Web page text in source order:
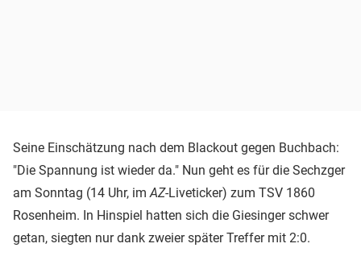
Seine Einschätzung nach dem Blackout gegen Buchbach:
"Die Spannung ist wieder da." Nun geht es für die Sechzger
am Sonntag (14 Uhr, im AZ-Liveticker) zum TSV 1860
Rosenheim. In Hinspiel hatten sich die Giesinger schwer
getan, siegten nur dank zweier später Treffer mit 2:0.